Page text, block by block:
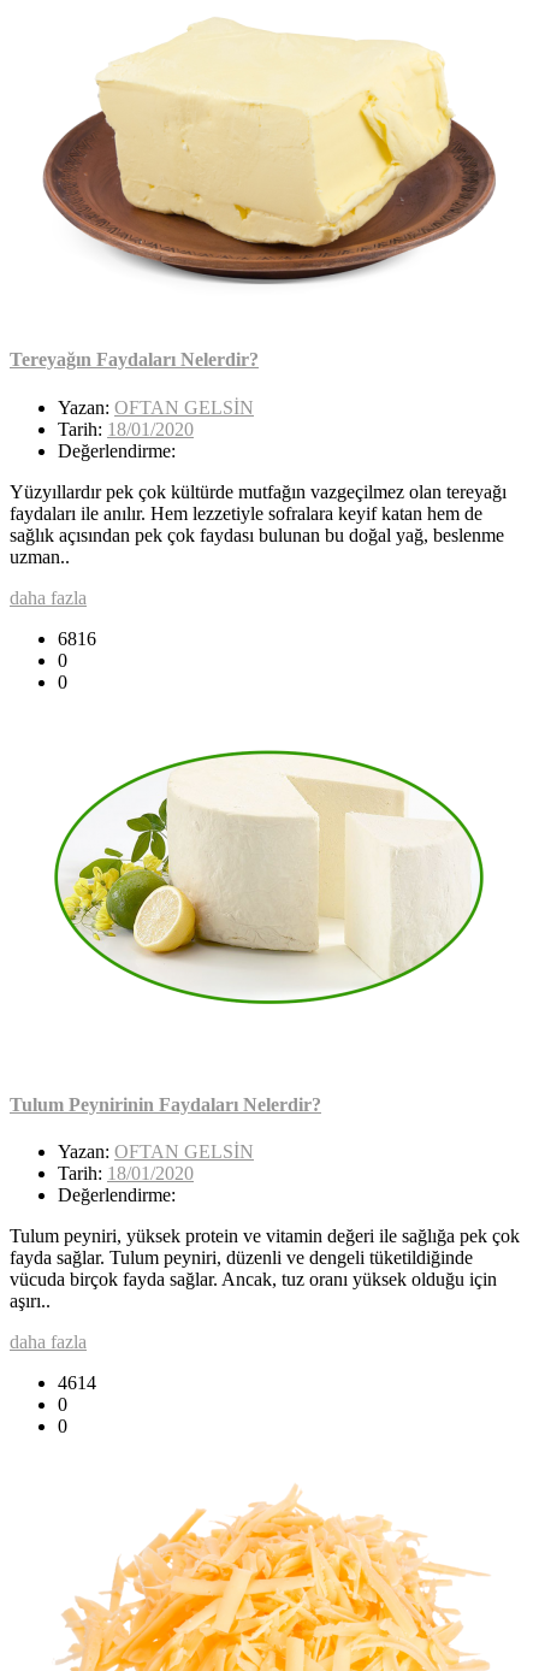
Tereyağın Faydaları Nelerdir?
Yazan: OFTAN GELSİN
Tarih: 18/01/2020
Değerlendirme:
Yüzyıllardır pek çok kültürde mutfağın vazgeçilmez olan tereyağı
faydaları ile anılır. Hem lezzetiyle sofralara keyif katan hem de
sağlık açısından pek çok faydası bulunan bu doğal yağ, beslenme
uzman..
daha fazla
6816
0
0
Tulum Peynirinin Faydaları Nelerdir?
Yazan: OFTAN GELSİN
Tarih: 18/01/2020
Değerlendirme:
Tulum peyniri, yüksek protein ve vitamin değeri ile sağlığa pek çok
fayda sağlar. Tulum peyniri, düzenli ve dengeli tüketildiğinde
vücuda birçok fayda sağlar. Ancak, tuz oranı yüksek olduğu için
aşırı..
daha fazla
4614
0
0